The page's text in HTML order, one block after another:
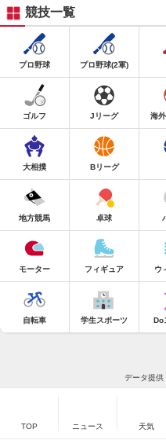
競技一覧
プロ野球 プロ野球(2軍)
ゴルフ Jリーグ 海
大相撲 Bリーグ
地方競馬 卓球
モーター フィギュア ウ
自転車 学生スポーツ Do
データ提供
TOP ニュース 天気